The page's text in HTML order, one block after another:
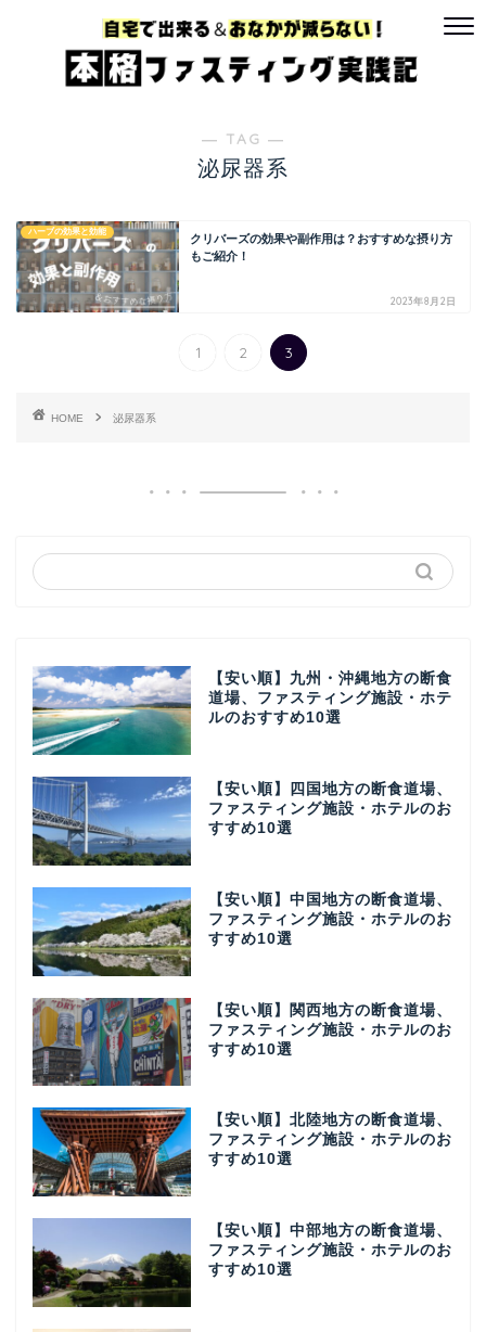
― TAG ―
泌尿器系
ハーブの効果と効能
クリバーズの効果や副作用は？おすすめな摂り方
もご紹介！
2023年8月2日
1 2 3
HOME 泌尿器系
【安い順】九州・沖縄地方の断食
道場、ファスティング施設・ホテ
ルのおすすめ10選
【安い順】四国地方の断食道場、
ファスティング施設・ホテルのお
すすめ10選
【安い順】中国地方の断食道場、
ファスティング施設・ホテルのお
すすめ10選
【安い順】関西地方の断食道場、
ファスティング施設・ホテルのお
すすめ10選
【安い順】北陸地方の断食道場、
ファスティング施設・ホテルのお
すすめ10選
【安い順】中部地方の断食道場、
ファスティング施設・ホテルのお
すすめ10選